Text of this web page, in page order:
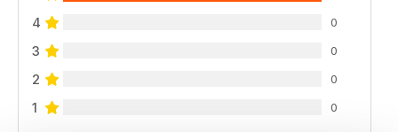
4 0
3 0
2 0
1 0